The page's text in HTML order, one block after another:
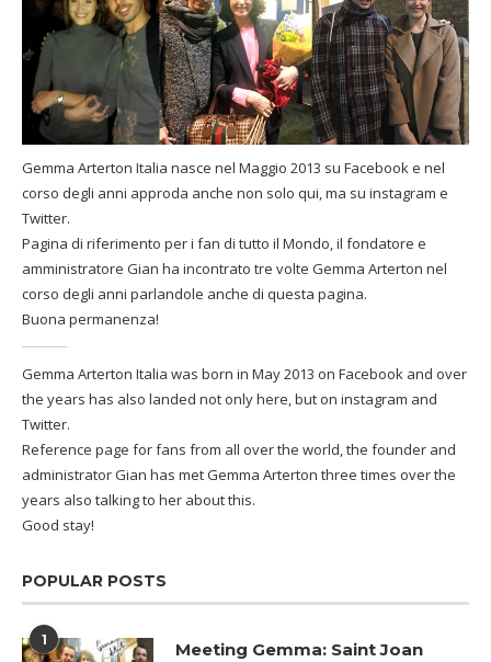
Gemma Arterton Italia nasce nel Maggio 2013 su Facebook e nel
corso degli anni approda anche non solo qui, ma su instagram e
Twitter.
Pagina di riferimento per i fan di tutto il Mondo, il fondatore e
amministratore Gian ha incontrato tre volte Gemma Arterton nel
corso degli anni parlandole anche di questa pagina.
Buona permanenza!
Gemma Arterton Italia was born in May 2013 on Facebook and over
the years has also landed not only here, but on instagram and
Twitter.
Reference page for fans from all over the world, the founder and
administrator Gian has met Gemma Arterton three times over the
years also talking to her about this.
Good stay!
POPULAR POSTS
1 Meeting Gemma: Saint Joan